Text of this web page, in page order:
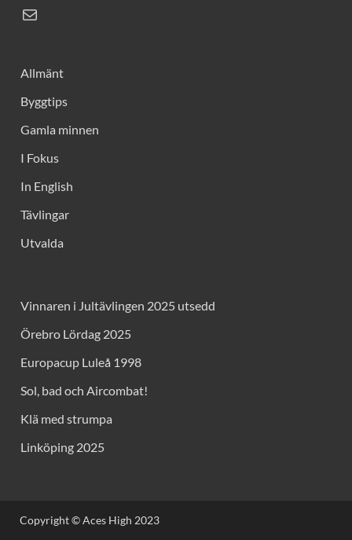
Allmänt
Byggtips
Gamla minnen
I Fokus
In English
Tävlingar
Utvalda
Vinnaren i Jultävlingen 2025 utsedd
Örebro Lördag 2025
Europacup Luleå 1998
Sol, bad och Aircombat!
Klä med strumpa
Linköping 2025
Copyright © Aces High 2023